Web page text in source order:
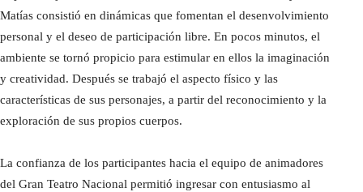
Matías consistió en dinámicas que fomentan el desenvolvimiento
personal y el deseo de participación libre. En pocos minutos, el
ambiente se tornó propicio para estimular en ellos la imaginación
y creatividad. Después se trabajó el aspecto físico y las
características de sus personajes, a partir del reconocimiento y la
exploración de sus propios cuerpos.
La confianza de los participantes hacia el equipo de animadores
del Gran Teatro Nacional permitió ingresar con entusiasmo al